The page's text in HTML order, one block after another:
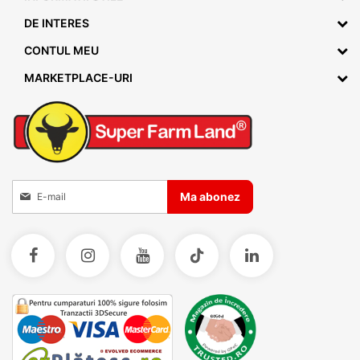
DE INTERES
CONTUL MEU
MARKETPLACE-URI
Inscrieti-va la Buletinele noastre informative
Ma abonez